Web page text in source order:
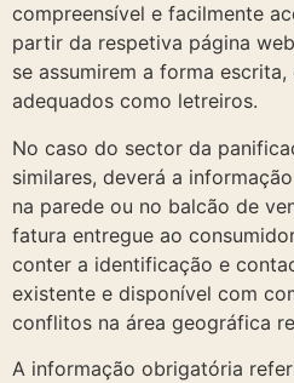
compreensível e facilmente
partir da respetiva página
se assumirem a forma
adequados como letreiros.
No caso do sector da
similares, deverá a
na parede ou no balcão de
fatura entregue ao
conter a identificação e
existente e disponível com
conflitos na área geográfica
A informação obrigatória